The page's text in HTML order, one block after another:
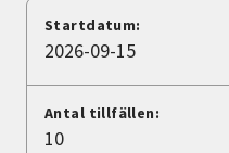
Avdelningar
Lyssna
Startdatum:
2026-09-15
Antal tillfällen:
10